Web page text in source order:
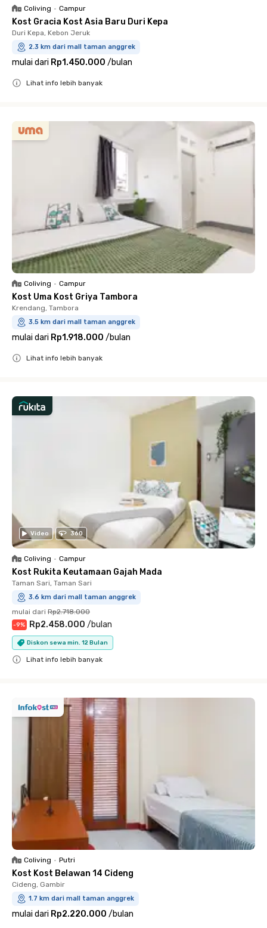
Coliving • Campur
Kost Gracia Kost Asia Baru Duri Kepa
Duri Kepa, Kebon Jeruk
2.3 km dari mall taman anggrek
mulai dari Rp1.450.000 /bulan
Lihat info lebih banyak
Coliving • Campur
Kost Uma Kost Griya Tambora
Krendang, Tambora
3.5 km dari mall taman anggrek
mulai dari Rp1.918.000 /bulan
Lihat info lebih banyak
Video 360
Coliving • Campur
Kost Rukita Keutamaan Gajah Mada
Taman Sari, Taman Sari
3.6 km dari mall taman anggrek
mulai dari Rp2.718.000
-9% Rp2.458.000 /bulan
Diskon sewa min. 12 Bulan
Lihat info lebih banyak
Coliving • Putri
Kost Kost Belawan 14 Cideng
Cideng, Gambir
1.7 km dari mall taman anggrek
mulai dari Rp2.220.000 /bulan